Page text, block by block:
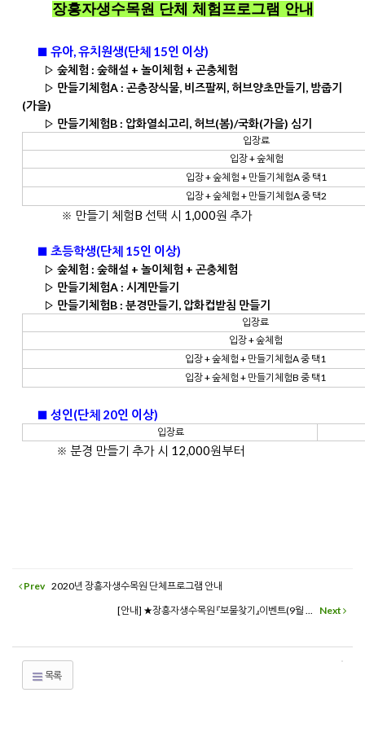
장흥자생수목원 단체 체험프로그램 안내
■ 유아, 유치원생(단체 15인 이상)
▷ 숲체험 : 숲해설 + 놀이체험 + 곤충체험
▷ 만들기체험A : 곤충장식물, 비즈팔찌, 허브양초만들기, 밤줍기
(가을)
▷ 만들기체험B : 압화열쇠고리, 허브(봄)/국화(가을) 심기
입장료
입장 + 숲체험
입장 + 숲체험 + 만들기체험A 중 택1
입장 + 숲체험 + 만들기체험A 중 택2
※ 만들기 체험B 선택 시 1,000원 추가
■ 초등학생(단체 15인 이상)
▷ 숲체험 : 숲해설 + 놀이체험 + 곤충체험
▷ 만들기체험A : 시계만들기
▷ 만들기체험B : 분경만들기, 압화컵받침 만들기
입장료
입장 + 숲체험
입장 + 숲체험 + 만들기체험A 중 택1
입장 + 숲체험 + 만들기체험B 중 택1
■ 성인(단체 20인 이상)
입장료
※ 분경 만들기 추가 시 12,000원부터
Prev 2020년 장흥자생수목원 단체프로그램 안내
[안내] ★장흥자생수목원 『보물찾기』이벤트(9월 ...
Next
목록